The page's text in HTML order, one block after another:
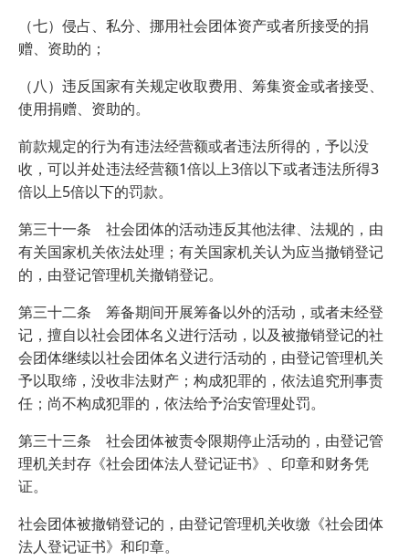
（七）侵占、私分、挪用社会团体资产或者所接受的捐
赠、资助的；
（八）违反国家有关规定收取费用、筹集资金或者接受、
使用捐赠、资助的。
前款规定的行为有违法经营额或者违法所得的，予以没
收，可以并处违法经营额1倍以上3倍以下或者违法所得3
倍以上5倍以下的罚款。
第三十一条 社会团体的活动违反其他法律、法规的，由
有关国家机关依法处理；有关国家机关认为应当撤销登记
的，由登记管理机关撤销登记。
第三十二条 筹备期间开展筹备以外的活动，或者未经登
记，擅自以社会团体名义进行活动，以及被撤销登记的社
会团体继续以社会团体名义进行活动的，由登记管理机关
予以取缔，没收非法财产；构成犯罪的，依法追究刑事责
任；尚不构成犯罪的，依法给予治安管理处罚。
第三十三条 社会团体被责令限期停止活动的，由登记管
理机关封存《社会团体法人登记证书》、印章和财务凭
证。
社会团体被撤销登记的，由登记管理机关收缴《社会团体
法人登记证书》和印章。